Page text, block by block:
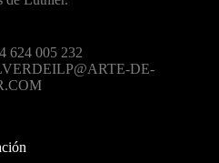
624 005 232
DE-